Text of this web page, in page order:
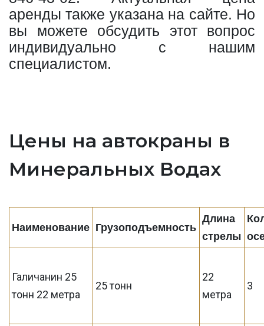
аренды также указана на сайте. Но
вы можете обсудить этот вопрос
индивидуально с нашим
специалистом.
Цены на автокраны в
Минеральных Водах
Наименование Грузоподъемность
Длина
стрелы
Галичанин 25
тонн 22 метра
25 тонн
22
метра
3